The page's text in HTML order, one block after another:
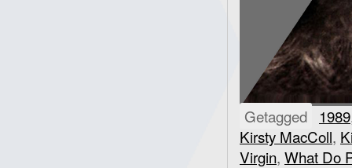
Getagged 1989
Kirsty MacColl,
Virgin, What Do